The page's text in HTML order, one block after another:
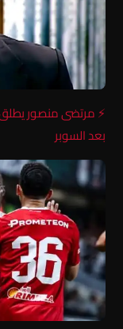
⚡ مرتضى منصور
بعد السوبر